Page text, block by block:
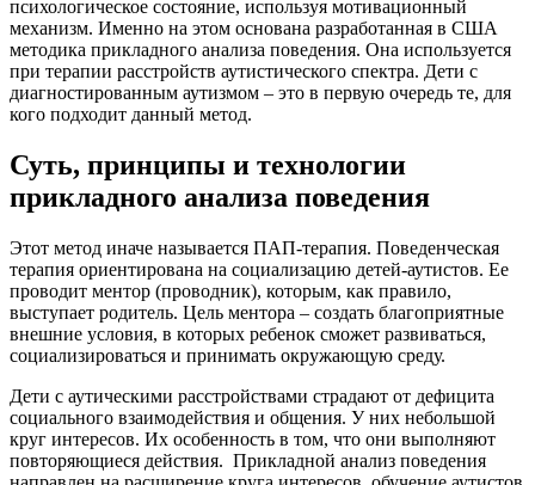
психологическое состояние, используя мотивационный
механизм. Именно на этом основана разработанная в США
методика прикладного анализа поведения. Она используется
при терапии расстройств аутистического спектра. Дети с
диагностированным аутизмом – это в первую очередь те, для
кого подходит данный метод.
Суть, принципы и технологии
прикладного анализа поведения
Этот метод иначе называется ПАП-терапия. Поведенческая
терапия ориентирована на социализацию детей-аутистов. Ее
проводит ментор (проводник), которым, как правило,
выступает родитель. Цель ментора – создать благоприятные
внешние условия, в которых ребенок сможет развиваться,
социализироваться и принимать окружающую среду.
Дети с аутическими расстройствами страдают от дефицита
социального взаимодействия и общения. У них небольшой
круг интересов. Их особенность в том, что они выполняют
повторяющиеся действия. Прикладной анализ поведения